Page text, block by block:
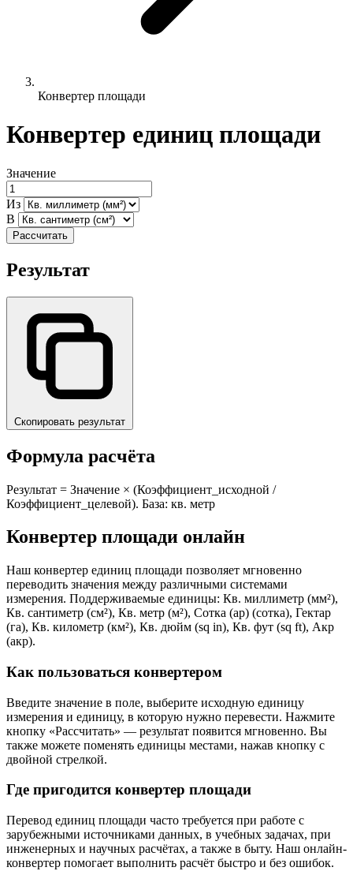
Конвертер площади
Конвертер единиц площади
Значение
Из
В
Рассчитать
Результат
Скопировать результат
Формула расчёта
Результат = Значение × (Коэффициент_исходной /
Коэффициент_целевой). База: кв. метр
Конвертер площади онлайн
Наш конвертер единиц площади позволяет мгновенно
переводить значения между различными системами
измерения. Поддерживаемые единицы: Кв. миллиметр (мм²),
Кв. сантиметр (см²), Кв. метр (м²), Сотка (ар) (сотка), Гектар
(га), Кв. километр (км²), Кв. дюйм (sq in), Кв. фут (sq ft), Акр
(акр).
Как пользоваться конвертером
Введите значение в поле, выберите исходную единицу
измерения и единицу, в которую нужно перевести. Нажмите
кнопку «Рассчитать» — результат появится мгновенно. Вы
также можете поменять единицы местами, нажав кнопку с
двойной стрелкой.
Где пригодится конвертер площади
Перевод единиц площади часто требуется при работе с
зарубежными источниками данных, в учебных задачах, при
инженерных и научных расчётах, а также в быту. Наш онлайн-
конвертер помогает выполнить расчёт быстро и без ошибок.